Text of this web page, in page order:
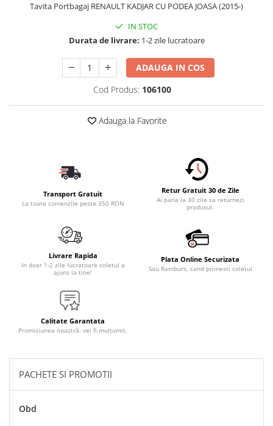
Inchidere Centralizata
Huse Scaune Auto
Tavite Portbagaj Dedicate
Covorase Auto/ Presuri Auto
Seturi Interior
Accesorii Siguranta Auto
Incarcatoare Auto
Accesorii pentru Roti si Anvelope
Organizatoare Auto
Iluminat Auto
Proiectoare
Becuri Auto
Piese Auto
Piese Caroserie
Amortizoare Capota
Tavita Portbagaj RENAULT KADJAR CU PODEA JOASA (2015-)
IN STOC
Durata de livrare: 1-2 zile lucratoare
ADAUGA IN COS
Cod Produs: 106100
Adauga la Favorite
Transport Gratuit
La toate comenzile peste 350 RON
Retur Gratuit 30 de Zile
Ai pana la 30 zile sa returnezi
produsul.
Livrare Rapida
In doar 1-2 zile lucratoare coletul a
ajuns la tine!
Plata Online Securizata
Sau Ramburs, cand primesti coletul
Calitate Garantata
Promisiunea noastră: vei fi mulțumit.
PACHETE SI PROMOTII
Obd